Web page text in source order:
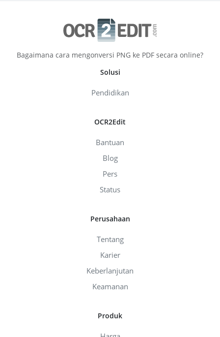
Bagaimana cara mengonversi PNG ke PDF secara online?
Solusi
Pendidikan
OCR2Edit
Bantuan
Blog
Pers
Status
Perusahaan
Tentang
Karier
Keberlanjutan
Keamanan
Produk